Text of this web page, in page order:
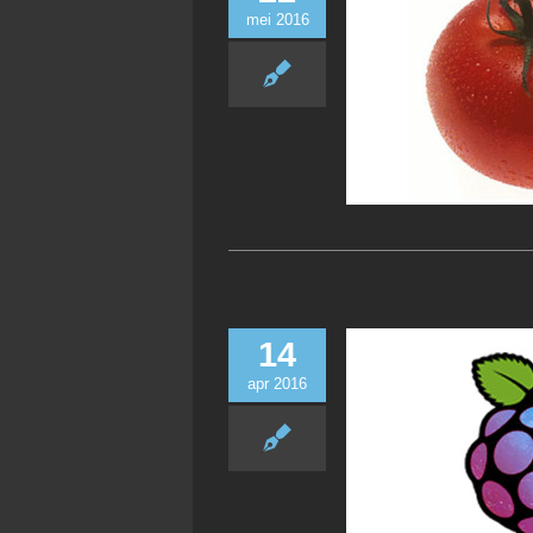
mei 2016
14
apr 2016